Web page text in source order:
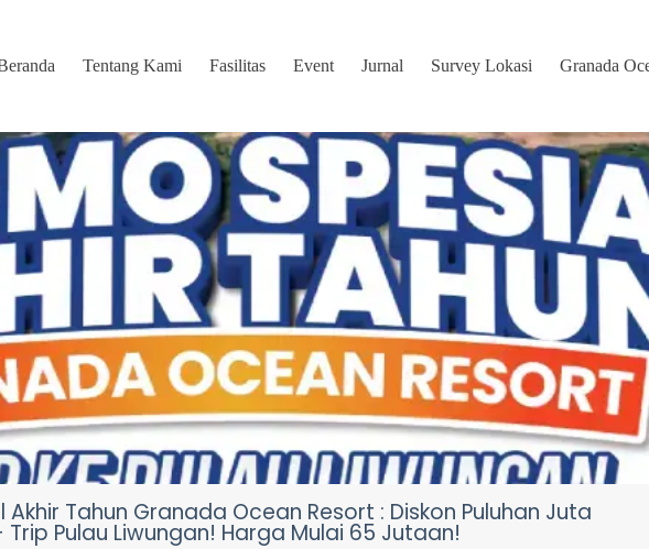
Tentang Kami Fasilitas Event Jurnal Survey Lokasi Granada
Akhir Tahun Granada Ocean Resort : Diskon Puluhan Juta
Trip Pulau Liwungan! Harga Mulai 65 Jutaan!